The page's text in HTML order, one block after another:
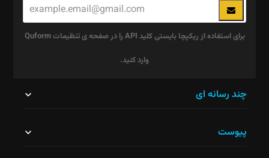
برای استفاده از ریکپچا بایستی کلید API را در صفحه ی تنظیمات Quform
وارد کنید.
نباید
چند رسانه ای
پیوست